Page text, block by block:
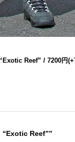
Reef” / 7200円
Reef””